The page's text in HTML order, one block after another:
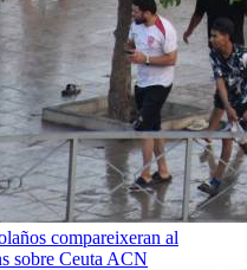
compareixeran al
sobre Ceuta ACN